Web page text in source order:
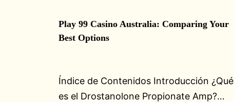
Play 99 Casino Australia: Comparing Your
Best Options
Índice de Contenidos Introducción ¿Qué
es el Drostanolone Propionate Amp?…